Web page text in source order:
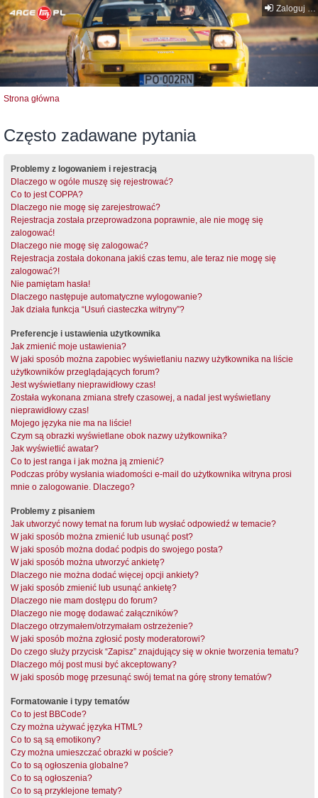
Zaloguj się
Strona główna
Często zadawane pytania
Problemy z logowaniem i rejestracją
Dlaczego w ogóle muszę się rejestrować?
Co to jest COPPA?
Dlaczego nie mogę się zarejestrować?
Rejestracja została przeprowadzona poprawnie, ale nie mogę się
zalogować!
Dlaczego nie mogę się zalogować?
Rejestracja została dokonana jakiś czas temu, ale teraz nie mogę się
zalogować?!
Nie pamiętam hasła!
Dlaczego następuje automatyczne wylogowanie?
Jak działa funkcja “Usuń ciasteczka witryny”?
Preferencje i ustawienia użytkownika
Jak zmienić moje ustawienia?
W jaki sposób można zapobiec wyświetlaniu nazwy użytkownika na liście
użytkowników przeglądających forum?
Jest wyświetlany nieprawidłowy czas!
Została wykonana zmiana strefy czasowej, a nadal jest wyświetlany
nieprawidłowy czas!
Mojego języka nie ma na liście!
Czym są obrazki wyświetlane obok nazwy użytkownika?
Jak wyświetlić awatar?
Co to jest ranga i jak można ją zmienić?
Podczas próby wysłania wiadomości e-mail do użytkownika witryna prosi
mnie o zalogowanie. Dlaczego?
Problemy z pisaniem
Jak utworzyć nowy temat na forum lub wysłać odpowiedź w temacie?
W jaki sposób można zmienić lub usunąć post?
W jaki sposób można dodać podpis do swojego posta?
W jaki sposób można utworzyć ankietę?
Dlaczego nie można dodać więcej opcji ankiety?
W jaki sposób zmienić lub usunąć ankietę?
Dlaczego nie mam dostępu do forum?
Dlaczego nie mogę dodawać załączników?
Dlaczego otrzymałem/otrzymałam ostrzeżenie?
W jaki sposób można zgłosić posty moderatorowi?
Do czego służy przycisk “Zapisz” znajdujący się w oknie tworzenia tematu?
Dlaczego mój post musi być akceptowany?
W jaki sposób mogę przesunąć swój temat na górę strony tematów?
Formatowanie i typy tematów
Co to jest BBCode?
Czy można używać języka HTML?
Co to są są emotikony?
Czy można umieszczać obrazki w poście?
Co to są ogłoszenia globalne?
Co to są ogłoszenia?
Co to są przyklejone tematy?